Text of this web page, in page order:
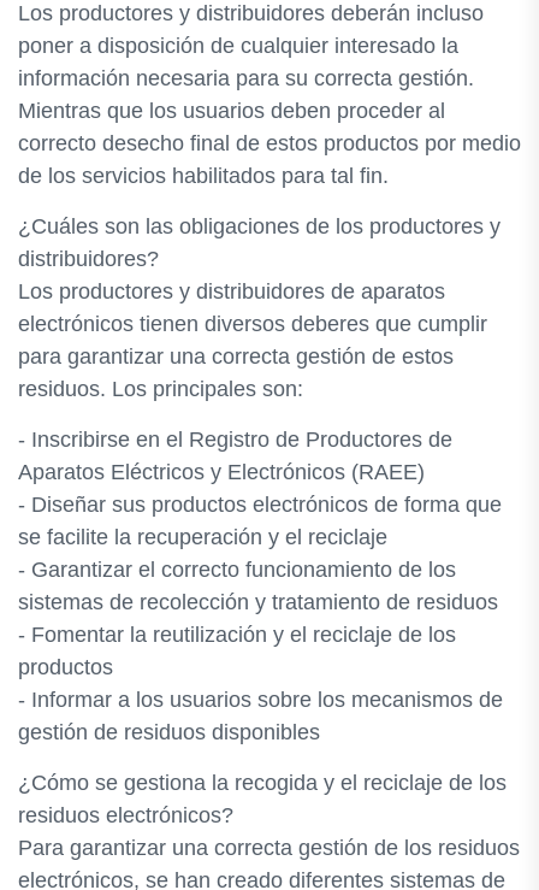
Los productores y distribuidores deberán incluso
poner a disposición de cualquier interesado la
información necesaria para su correcta gestión.
Mientras que los usuarios deben proceder al
correcto desecho final de estos productos por medio
de los servicios habilitados para tal fin.
¿Cuáles son las obligaciones de los productores y
distribuidores?
Los productores y distribuidores de aparatos
electrónicos tienen diversos deberes que cumplir
para garantizar una correcta gestión de estos
residuos. Los principales son:
- Inscribirse en el Registro de Productores de
Aparatos Eléctricos y Electrónicos (RAEE)
- Diseñar sus productos electrónicos de forma que
se facilite la recuperación y el reciclaje
- Garantizar el correcto funcionamiento de los
sistemas de recolección y tratamiento de residuos
- Fomentar la reutilización y el reciclaje de los
productos
- Informar a los usuarios sobre los mecanismos de
gestión de residuos disponibles
¿Cómo se gestiona la recogida y el reciclaje de los
residuos electrónicos?
Para garantizar una correcta gestión de los residuos
electrónicos, se han creado diferentes sistemas de